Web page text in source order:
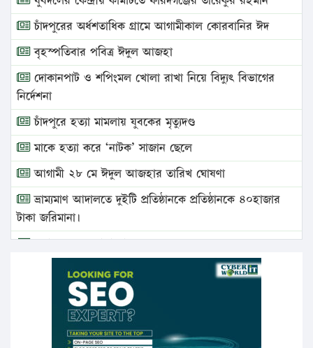
চাঁদপুরের অর্ধশতাধিক গ্রামে আগামীকাল কোরবানির ঈদ
বৃহস্পতিবার পবিত্র ঈদুল আজহা
দোকানপাট ও শপিংমল খোলা রাখা নিয়ে বিদ্যুৎ বিভাগের
নির্দেশনা
চাঁদপুরে হত্যা মামলায় যুবকের মৃত্যুদণ্ড
মাকে হত্যা করে ‘নাটক’ সাজান ছেলে
আগামী ২৮ মে ঈদুল আজহার তারিখ ঘোষণা
ভ্রাম্যমাণ আদালতে দুইটি প্রতিষ্ঠানকে প্রতিষ্ঠানকে ৪০হাজার
টাকা জরিমানা।
এবার লঞ্চের ভাড়া বাড়ল
১৭ থেকে ২১ শতাংশ বিদ্যুতের দাম বাড়ানোর প্রস্তাব পিডিবির
১৬ মে চাঁদপুর ও ২৫ মে ফেনী সফরে যাবেন প্রধানমন্ত্রী
উচ্চশিক্ষায় গৌরবময় অর্জন: পূর্ণ স্কলারশিপে যুক্তরাষ্ট্রে
পিএইচডি করছেন কুয়েটের কৃতি…